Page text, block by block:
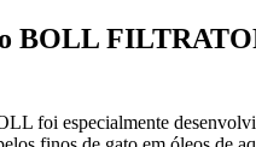
BOLL
foi especialmente